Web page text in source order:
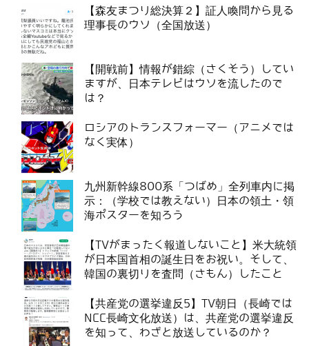
【森友まつり総決算２】証人喚問から見る
理事長のウソ（全国放送）
【開戦前】情報が錯綜（さくそう）してい
ますが、日本テレビはウソを流したので
は？
ロシアのトランスフォーマー（アニメでは
なく実体）
九州新幹線800系「つばめ」全列車内に掲
示：（学校では教えない）日本の領土・領
海ポスターを知ろう
【TVがまったく報道しないこと】米大統領
が日本国首相の誕生日をお祝い。そして、
韓国の裏切りを査問（さもん）したこと
【共産党の選挙違反5】TV朝日（長崎では
NCC長崎文化放送）は、共産党の選挙違反
を知って、わざと放送しているのか？